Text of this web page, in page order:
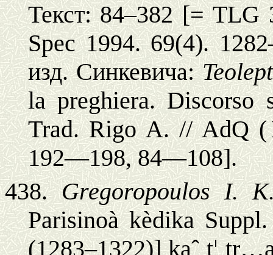
Текст: 84–382 [=
Spec 1994.69(4).
изд. Синкевича:
la preghiera. Discorso
Trad. Rigo A. //
192—198, 84—108].
438.Gregoropoulos I.
Parisinoà kèdika
(1283–1322)]kaˆ t¦